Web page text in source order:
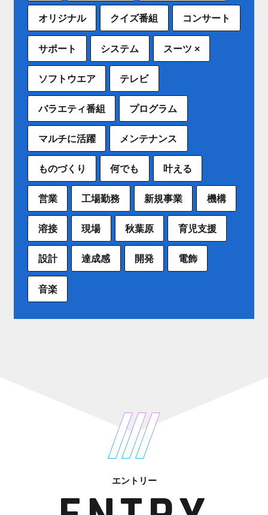
オリジナル クイズ番組 コンサート
サポート システム スーツ ×
ソフトウエア テレビ
バラエティ番組 プログラム
マルチに活躍 メンテナンス
ものづくり 何でも 叶える
営業 工場勤務 新規事業 機構
溶接 現場 秋葉原 育児支援
設計 達成感 開発 電飾
音楽
エントリー